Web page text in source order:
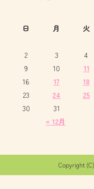
日
月 火
« 12月
2
3 4
9
10 11
16
17 18
23
24 25
30
31
Copyright